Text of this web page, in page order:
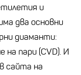
и
два основни
диаманти:
на пари (CVD). И
сайта на